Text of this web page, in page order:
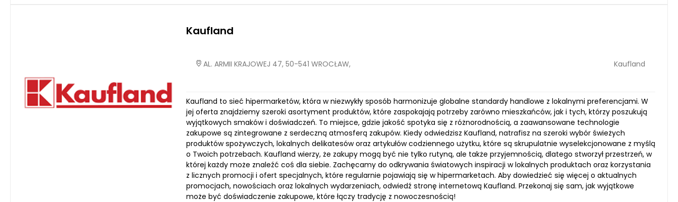
Kaufland
AL. ARMII KRAJOWEJ 47, 50-541 WROCŁAW, Kaufland
Kaufland to sieć hipermarketów, która w niezwykły sposób harmonizuje globalne standardy handlowe z lokalnymi preferencjami. W
jej oferta znajdziemy szeroki asortyment produktów, które zaspokajają potrzeby zarówno mieszkańców, jak i tych, którzy poszukują
wyjątkowych smaków i doświadczeń. To miejsce, gdzie jakość spotyka się z różnorodnością, a zaawansowane technologie
zakupowe są zintegrowane z serdeczną atmosferą zakupów. Kiedy odwiedzisz Kaufland, natrafisz na szeroki wybór świeżych
produktów spożywczych, lokalnych delikatesów oraz artykułów codziennego użytku, które są skrupulatnie wyselekcjonowane z myślą
o Twoich potrzebach. Kaufland wierzy, że zakupy mogą być nie tylko rutyną, ale także przyjemnością, dlatego stworzył przestrzeń, w
której każdy może znaleźć coś dla siebie. Zachęcamy do odkrywania światowych inspiracji w lokalnych produktach oraz korzystania
z licznych promocji i ofert specjalnych, które regularnie pojawiają się w hipermarketach. Aby dowiedzieć się więcej o aktualnych
promocjach, nowościach oraz lokalnych wydarzeniach, odwiedź stronę internetową Kaufland. Przekonaj się sam, jak wyjątkowe
może być doświadczenie zakupowe, które łączy tradycję z nowoczesnością!